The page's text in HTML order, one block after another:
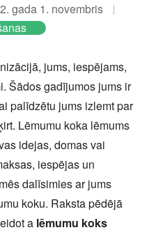
gada 1. novembris
jums, iespējams,
Šādos gadījumos jums ir
palīdzētu jums izlemt par
Lēmumu koka lēmums
idejas, domas vai
iespējas un
dalīsimies ar jums
koku. Raksta pēdējā
a lēmumu koks